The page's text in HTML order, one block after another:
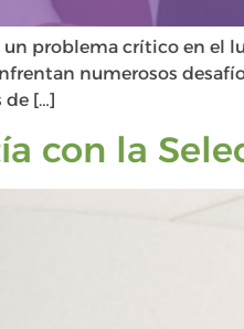
problema crítico en el
numerosos
de […]
con la